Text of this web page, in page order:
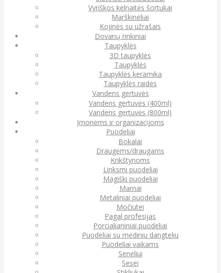
Vyriškos kelnaitės šortukai
Marškinėliai
Kojinės su užrašais
Dovanų rinkiniai
Taupyklės
3D taupyklės
Taupyklės
Taupyklės keramika
Taupyklės raidės
Vandens gertuvės
Vandens gertuvės (400ml)
Vandens gertuvės (800ml)
Įmonėms ir organizacijoms
Puodeliai
Bokalai
Draugėms/draugams
Krikštynoms
Linksmi puodeliai
Magiški puodeliai
Mamai
Metaliniai puodeliai
Močiutei
Pagal profesijas
Porcialianiniai puodeliai
Puodeliai su mediniu dangteliu
Puodeliai vaikams
Seneliui
Sesei